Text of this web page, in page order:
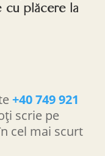
cu plăcere la
+40 749 921
scrie pe
cel mai scurt